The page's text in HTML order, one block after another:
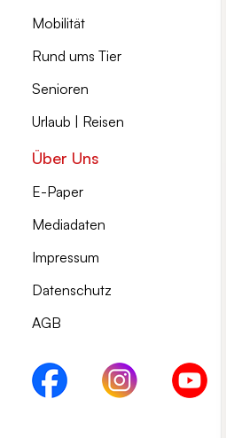
Mobilität
Rund ums Tier
Senioren
Urlaub | Reisen
Über Uns
E-Paper
Mediadaten
Impressum
Datenschutz
AGB